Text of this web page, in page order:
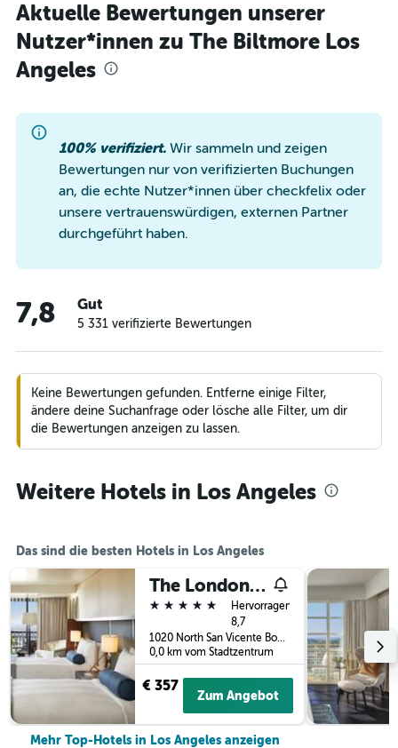
Aktuelle Bewertungen unserer
Nutzer*innen zu The Biltmore Los
Angeles
100% verifiziert. Wir sammeln und zeigen
Bewertungen nur von verifizierten Buchungen
an, die echte Nutzer*innen über checkfelix oder
unsere vertrauenswürdigen, externen Partner
durchgeführt haben.
7,8 Gut
5 331 verifizierte Bewertungen
Keine Bewertungen gefunden. Entferne einige Filter,
ändere deine Suchanfrage oder lösche alle Filter, um dir
die Bewertungen anzeigen zu lassen.
Weitere Hotels in Los Angeles
Das sind die besten Hotels in Los Angeles
The London West Hollywood At Beverly Hills
5 Sterne
Hervorragend
8,7
1020 North San Vicente Boulevard, Los Angeles, CA, USA
0,0 km vom Stadtzentrum
€ 357
Zum Angebot
Mehr Top-Hotels in Los Angeles anzeigen